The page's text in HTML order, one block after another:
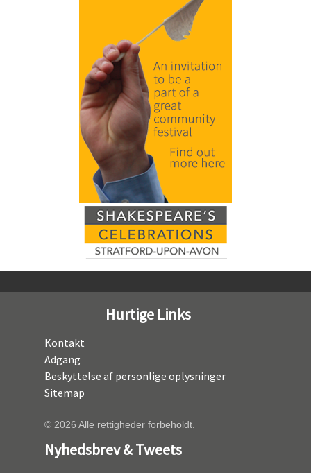
Hurtige Links
Kontakt
Adgang
Beskyttelse af personlige oplysninger
Sitemap
© 2026 Alle rettigheder forbeholdt.
Nyhedsbrev & Tweets